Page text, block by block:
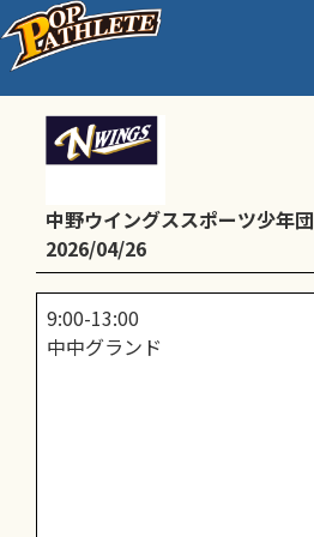
練習
中野ウイングススポーツ少年団
2026/04/26
9:00-13:00
中中グランド